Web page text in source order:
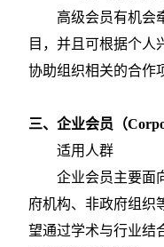
高级会员有机会
目，并且可根据个人
协助组织相关的合作
三、企业会员（
适用人群
企业会员主要面
府机构、非政府组织
望通过学术与行业结